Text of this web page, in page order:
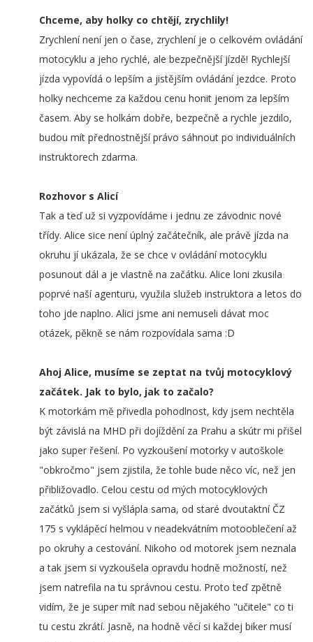
Chceme, aby holky co chtějí, zrychlily!
Zrychlení není jen o čase, zrychlení je o celkovém ovládání
motocyklu a jeho rychlé, ale bezpečnější jízdě! Rychlejší
jízda vypovídá o lepším a jistějším ovládání jezdce. Proto
holky nechceme za každou cenu honit jenom za lepším
časem. Aby se holkám dobře, bezpečně a rychle jezdilo,
budou mít přednostnější právo sáhnout po individuálních
instruktorech zdarma.
Rozhovor s Alicí
Tak a teď už si vyzpovídáme i jednu ze závodnic nové
třídy. Alice sice není úplný začátečník, ale právě jízda na
okruhu jí ukázala, že se chce v ovládání motocyklu
posunout dál a je vlastně na začátku. Alice loni zkusila
poprvé naší agenturu, využila služeb instruktora a letos do
toho jde naplno. Alici jsme ani nemuseli dávat moc
otázek, pěkně se nám rozpovídala sama :D
Ahoj Alice, musíme se zeptat na tvůj motocyklový
začátek. Jak to bylo, jak to začalo?
K motorkám mě přivedla pohodlnost, kdy jsem nechtěla
být závislá na MHD při dojíždění za Prahu a skútr mi přišel
jako super řešení. Po vyzkoušení motorky v autoškole
"obkročmo" jsem zjistila, že tohle bude něco víc, než jen
přibližovadlo. Celou cestu od mých motocyklových
začátků jsem si vyšlápla sama, od staré dvoutaktní ČZ
175 s vyklápěcí helmou v neadekvátním motooblečení až
po okruhy a cestování. Nikoho od motorek jsem neznala
a tak jsem si vyzkoušela opravdu hodně možností, než
jsem natrefila na tu správnou cestu. Proto teď zpětně
vidím, že je super mít nad sebou nějakého "učitele" co ti
tu cestu zkrátí. Jasně, na hodně věcí si každej biker musí